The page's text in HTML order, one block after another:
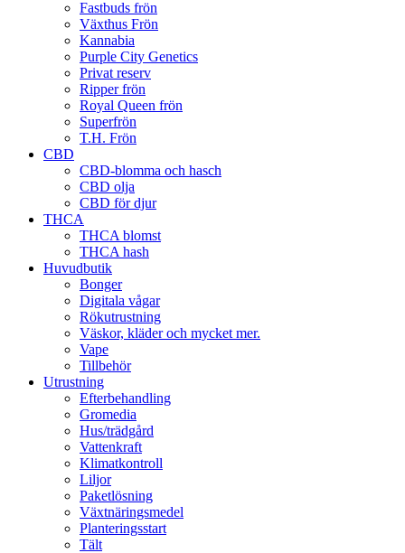
Fastbuds frön
Växthus Frön
Kannabia
Purple City Genetics
Privat reserv
Ripper frön
Royal Queen frön
Superfrön
T.H. Frön
CBD
CBD-blomma och hasch
CBD olja
CBD för djur
THCA
THCA blomst
THCA hash
Huvudbutik
Bonger
Digitala vågar
Rökutrustning
Väskor, kläder och mycket mer.
Vape
Tillbehör
Utrustning
Efterbehandling
Gromedia
Hus/trädgård
Vattenkraft
Klimatkontroll
Liljor
Paketlösning
Växtnäringsmedel
Planteringsstart
Tält